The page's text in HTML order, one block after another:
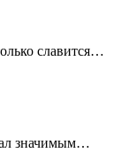
славится…
значимым…